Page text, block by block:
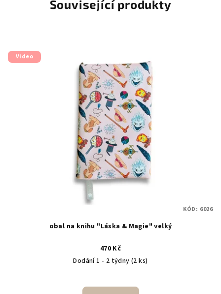
Související produkty
Video
obal na knihu "Láska & Magie" velký
470 Kč
Dodání 1 - 2 týdny(2 ks)
KÓD: 6026